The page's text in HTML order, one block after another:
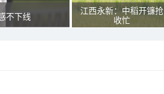
不下线
江西永新：中稻开镰抢
收忙